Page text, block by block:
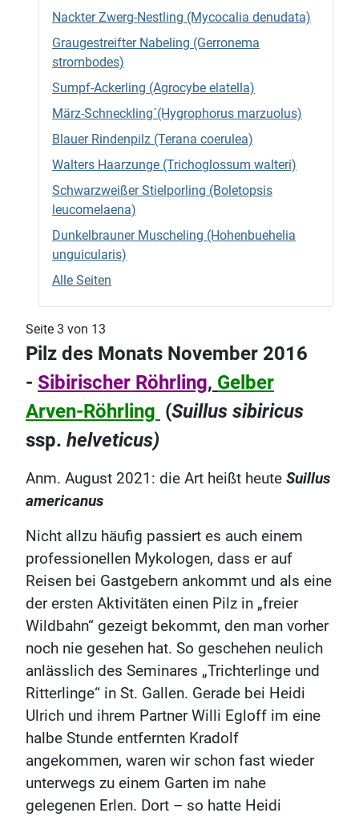
Nackter Zwerg-Nestling (Mycocalia denudata)
Graugestreifter Nabeling (Gerronema
strombodes)
Sumpf-Ackerling (Agrocybe elatella)
März-Schneckling´(Hygrophorus marzuolus)
Blauer Rindenpilz (Terana coerulea)
Walters Haarzunge (Trichoglossum walteri)
Schwarzweißer Stielporling (Boletopsis
leucomelaena)
Dunkelbrauner Muscheling (Hohenbuehelia
unguicularis)
Alle Seiten
Seite 3 von 13
Pilz des Monats November 2016
- Sibirischer Röhrling, Gelber
Arven-Röhrling (Suillus sibiricus
ssp. helveticus)
Anm. August 2021: die Art heißt heute Suillus
americanus
Nicht allzu häufig passiert es auch einem
professionellen Mykologen, dass er auf
Reisen bei Gastgebern ankommt und als eine
der ersten Aktivitäten einen Pilz in „freier
Wildbahn“ gezeigt bekommt, den man vorher
noch nie gesehen hat. So geschehen neulich
anlässlich des Seminares „Trichterlinge und
Ritterlinge“ in St. Gallen. Gerade bei Heidi
Ulrich und ihrem Partner Willi Egloff im eine
halbe Stunde entfernten Kradolf
angekommen, waren wir schon fast wieder
unterwegs zu einem Garten im nahe
gelegenen Erlen. Dort – so hatte Heidi